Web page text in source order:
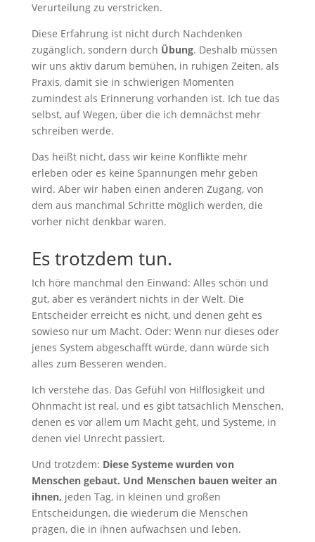
Verurteilung zu verstricken.
Diese Erfahrung ist nicht durch Nachdenken
zugänglich, sondern durch Übung. Deshalb müssen
wir uns aktiv darum bemühen, in ruhigen Zeiten, als
Praxis, damit sie in schwierigen Momenten
zumindest als Erinnerung vorhanden ist. Ich tue das
selbst, auf Wegen, über die ich demnächst mehr
schreiben werde.
Das heißt nicht, dass wir keine Konflikte mehr
erleben oder es keine Spannungen mehr geben
wird. Aber wir haben einen anderen Zugang, von
dem aus manchmal Schritte möglich werden, die
vorher nicht denkbar waren.
Es trotzdem tun.
Ich höre manchmal den Einwand: Alles schön und
gut, aber es verändert nichts in der Welt. Die
Entscheider erreicht es nicht, und denen geht es
sowieso nur um Macht. Oder: Wenn nur dieses oder
jenes System abgeschafft würde, dann würde sich
alles zum Besseren wenden.
Ich verstehe das. Das Gefühl von Hilflosigkeit und
Ohnmacht ist real, und es gibt tatsächlich Menschen,
denen es vor allem um Macht geht, und Systeme, in
denen viel Unrecht passiert.
Und trotzdem: Diese Systeme wurden von
Menschen gebaut. Und Menschen bauen weiter an
ihnen, jeden Tag, in kleinen und großen
Entscheidungen, die wiederum die Menschen
prägen, die in ihnen aufwachsen und leben.